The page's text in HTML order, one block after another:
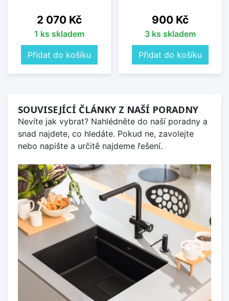
Cena
2 070 Kč
1 ks skladem
Přidat do košíku
Cena
900 Kč
3 ks skladem
Přidat do košíku
SOUVISEJÍCÍ ČLÁNKY Z NAŠÍ PORADNY
Nevíte jak vybrat? Nahlédněte do naší poradny a
snad najdete, co hledáte. Pokud ne, zavolejte
nebo napište a určitě najdeme řešení.